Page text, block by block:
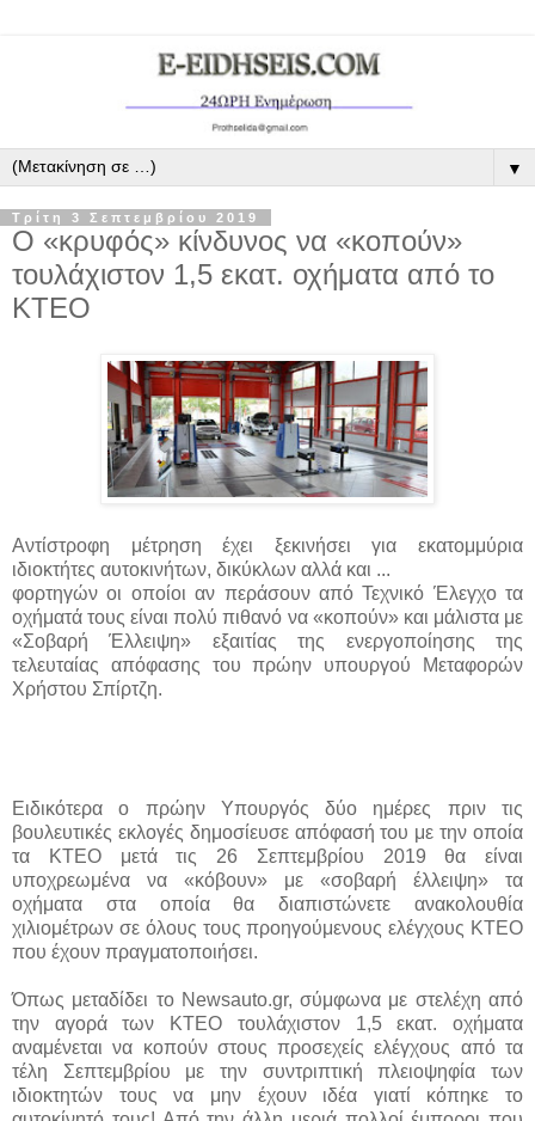
▼
Τρίτη 3 Σεπτεμβρίου 2019
Ο «κρυφός» κίνδυνος να «κοπούν»
τουλάχιστον 1,5 εκατ. οχήματα από το
ΚΤΕΟ
Αντίστροφη μέτρηση έχει ξεκινήσει για εκατομμύρια
ιδιοκτήτες αυτοκινήτων, δικύκλων αλλά και ...
φορτηγών οι οποίοι αν περάσουν από Τεχνικό Έλεγχο τα
οχήματά τους είναι πολύ πιθανό να «κοπούν» και μάλιστα με
«Σοβαρή Έλλειψη» εξαιτίας της ενεργοποίησης της
τελευταίας απόφασης του πρώην υπουργού Μεταφορών
Χρήστου Σπίρτζη.
Ειδικότερα ο πρώην Υπουργός δύο ημέρες πριν τις
βουλευτικές εκλογές δημοσίευσε απόφασή του με την οποία
τα ΚΤΕΟ μετά τις 26 Σεπτεμβρίου 2019 θα είναι
υποχρεωμένα να «κόβουν» με «σοβαρή έλλειψη» τα
οχήματα στα οποία θα διαπιστώνετε ανακολουθία
χιλιομέτρων σε όλους τους προηγούμενους ελέγχους ΚΤΕΟ
που έχουν πραγματοποιήσει.
Όπως μεταδίδει το Newsauto.gr, σύμφωνα με στελέχη από
την αγορά των ΚΤΕΟ τουλάχιστον 1,5 εκατ. οχήματα
αναμένεται να κοπούν στους προσεχείς ελέγχους από τα
τέλη Σεπτεμβρίου με την συντριπτική πλειοψηφία των
ιδιοκτητών τους να μην έχουν ιδέα γιατί κόπηκε το